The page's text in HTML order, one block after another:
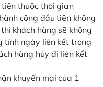
thuộc thời gian
công đầu tiên không
khách hàng sẽ không
tính ngày liên kết trong
hàng hủy đi liên kết
khuyến mại của 1